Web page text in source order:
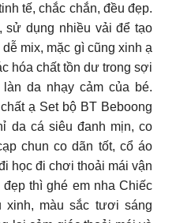
tế, chắc chắn, đều đẹp.
sử dụng nhiều vải để tạo
mix, mặc gì cũng xinh ạ
hóa chất tồn dư trong sợi
da nhạy cảm của bé.
ạ Set bộ BT Beboong
da cá siêu đanh mịn, co
chun co dãn tốt, cổ áo
học đi chơi thoải mái vận
thì ghé em nha Chiếc
xinh, màu sắc tươi sáng